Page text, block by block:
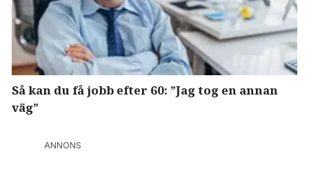
Så kan du få jobb efter 60: ”Jag tog en annan
väg”
ANNONS